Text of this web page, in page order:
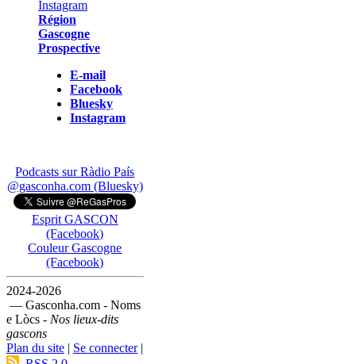
Région
Gascogne
Prospective
E-mail
Facebook
Bluesky
Instagram
Podcasts sur Ràdio País
@gasconha.com (Bluesky)
Esprit GASCON
(Facebook)
Couleur Gascogne
(Facebook)
2024-2026
— Gasconha.com - Noms
e Lòcs - Nos lieux-dits
gascons
Plan du site | Se connecter|